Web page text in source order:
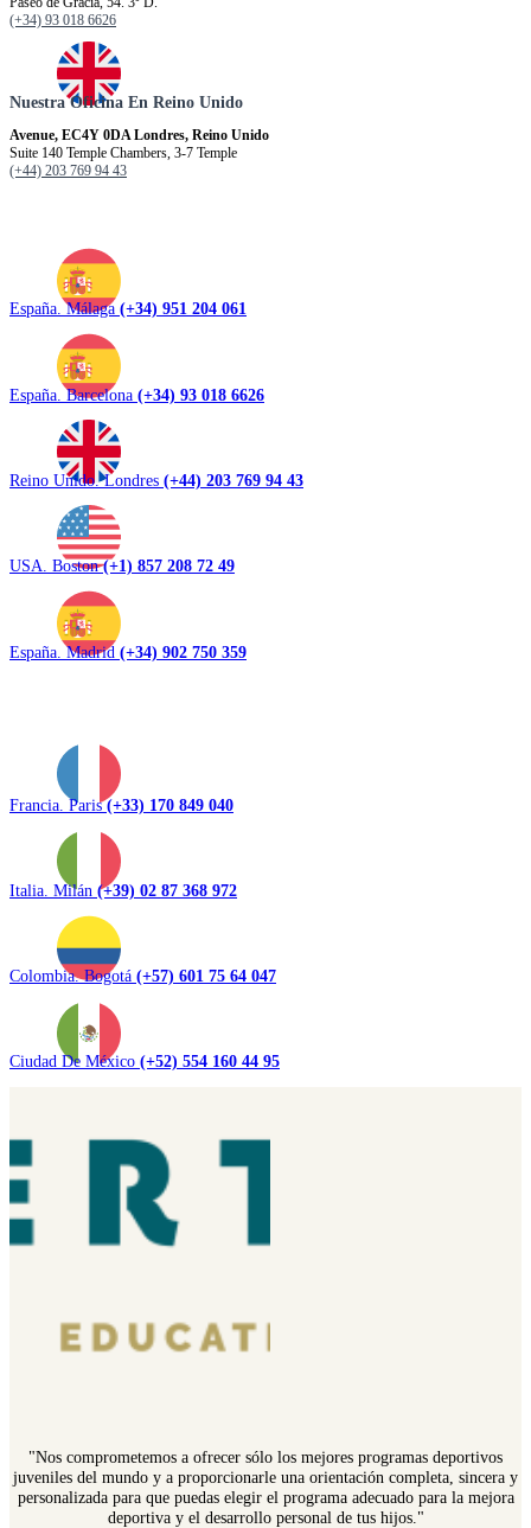
(+34) 93 018 6626
Nuestra Oficina En Reino Unido
Avenue, EC4Y 0DA Londres, Reino Unido
Suite 140 Temple Chambers, 3-7 Temple
(+44) 203 769 94 43
España. Málaga (+34) 951 204 061
España. Barcelona (+34) 93 018 6626
Reino Unido. Londres (+44) 203 769 94 43
USA. Boston(+1) 857 208 72 49
España. Madrid (+34) 902 750 359
Francia. Paris(+33) 170 849 040
Italia. Milán (+39) 02 87 368 972
Colombia. Bogotá (+57) 601 75 64 047
Ciudad De México (+52) 554 160 44 95
"Nos comprometemos a ofrecer sólo los mejores programas deportivos
juveniles del mundo y a proporcionarle una orientación completa, sincera y
personalizada para que puedas elegir el programa adecuado para la mejora
deportiva y el desarrollo personal de tus hijos."